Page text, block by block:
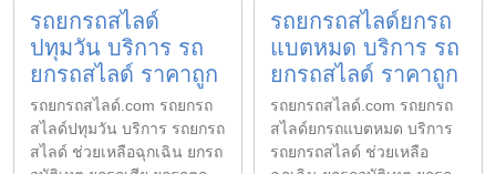
รถยกรถสไลด์
ปทุมวัน บริการ รถ
ยกรถสไลด์ ราคาถูก
รถยกรถสไลด์.com รถยกรถ
สไลด์ปทุมวัน บริการ รถยกรถ
สไลด์ ช่วยเหลือฉุกเฉิน ยกรถ
รถยกรถสไลด์ยกรถ
แบตหมด บริการ รถ
ยกรถสไลด์ ราคาถูก
รถยกรถสไลด์.com รถยกรถ
สไลด์ยกรถแบตหมด บริการ
รถยกรถสไลด์ ช่วยเหลือ